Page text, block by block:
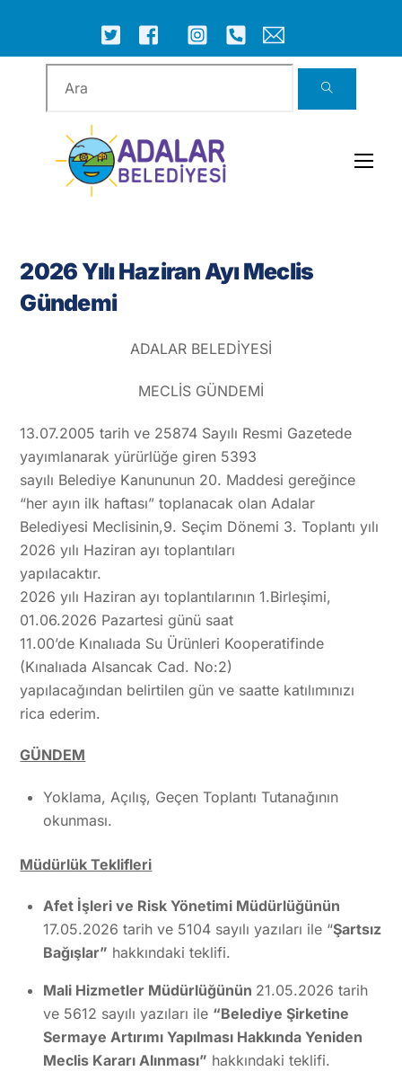
content
ICON
LABEL
ICON
LABEL
ICON
ICON
LABEL
ICON
LABEL
ICON
LABEL
2026 Yılı Haziran Ayı Meclis
Gündemi
ADALAR BELEDİYESİ
MECLİS GÜNDEMİ
13.07.2005 tarih ve 25874 Sayılı Resmi Gazetede
yayımlanarak yürürlüğe giren 5393
sayılı Belediye Kanununun 20. Maddesi gereğince
“her ayın ilk haftası” toplanacak olan Adalar
Belediyesi Meclisinin,9. Seçim Dönemi 3. Toplantı yılı
2026 yılı Haziran ayı toplantıları
yapılacaktır.
2026 yılı Haziran ayı toplantılarının 1.Birleşimi,
01.06.2026 Pazartesi günü saat
11.00’de Kınalıada Su Ürünleri Kooperatifinde
(Kınalıada Alsancak Cad. No:2)
yapılacağından belirtilen gün ve saatte katılımınızı
rica ederim.
GÜNDEM
Yoklama, Açılış, Geçen Toplantı Tutanağının
okunması.
Müdürlük Teklifleri
Afet İşleri ve Risk Yönetimi Müdürlüğünün
17.05.2026 tarih ve 5104 sayılı yazıları ile “Şartsız
Bağışlar” hakkındaki teklifi.
Mali Hizmetler Müdürlüğünün 21.05.2026 tarih
ve 5612 sayılı yazıları ile “Belediye Şirketine
Sermaye Artırımı Yapılması Hakkında Yeniden
Meclis Kararı Alınması” hakkındaki teklifi.